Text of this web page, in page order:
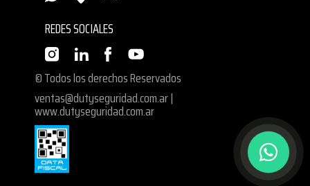
REDES SOCIALES
© Todos los derechos Reservados
ventas@dutyseguridad.com.ar|
www.dutyseguridad.com.ar